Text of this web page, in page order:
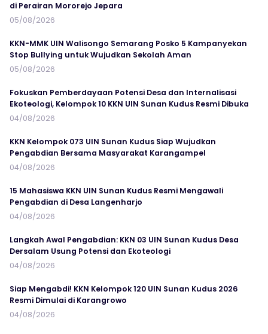
di Perairan Mororejo Jepara
05/08/2026
KKN-MMK UIN Walisongo Semarang Posko 5 Kampanyekan
Stop Bullying untuk Wujudkan Sekolah Aman
05/08/2026
Fokuskan Pemberdayaan Potensi Desa dan Internalisasi
Ekoteologi, Kelompok 10 KKN UIN Sunan Kudus Resmi Dibuka
04/08/2026
KKN Kelompok 073 UIN Sunan Kudus Siap Wujudkan
Pengabdian Bersama Masyarakat Karangampel
04/08/2026
15 Mahasiswa KKN UIN Sunan Kudus Resmi Mengawali
Pengabdian di Desa Langenharjo
04/08/2026
Langkah Awal Pengabdian: KKN 03 UIN Sunan Kudus Desa
Dersalam Usung Potensi dan Ekoteologi
04/08/2026
Siap Mengabdi! KKN Kelompok 120 UIN Sunan Kudus 2026
Resmi Dimulai di Karangrowo
04/08/2026